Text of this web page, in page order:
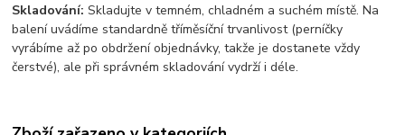
Skladování: Skladujte v temném, chladném a suchém místě. Na
balení uvádíme standardně tříměsíční trvanlivost (perníčky
vyrábíme až po obdržení objednávky, takže je dostanete vždy
čerstvé), ale při správném skladování vydrží i déle.